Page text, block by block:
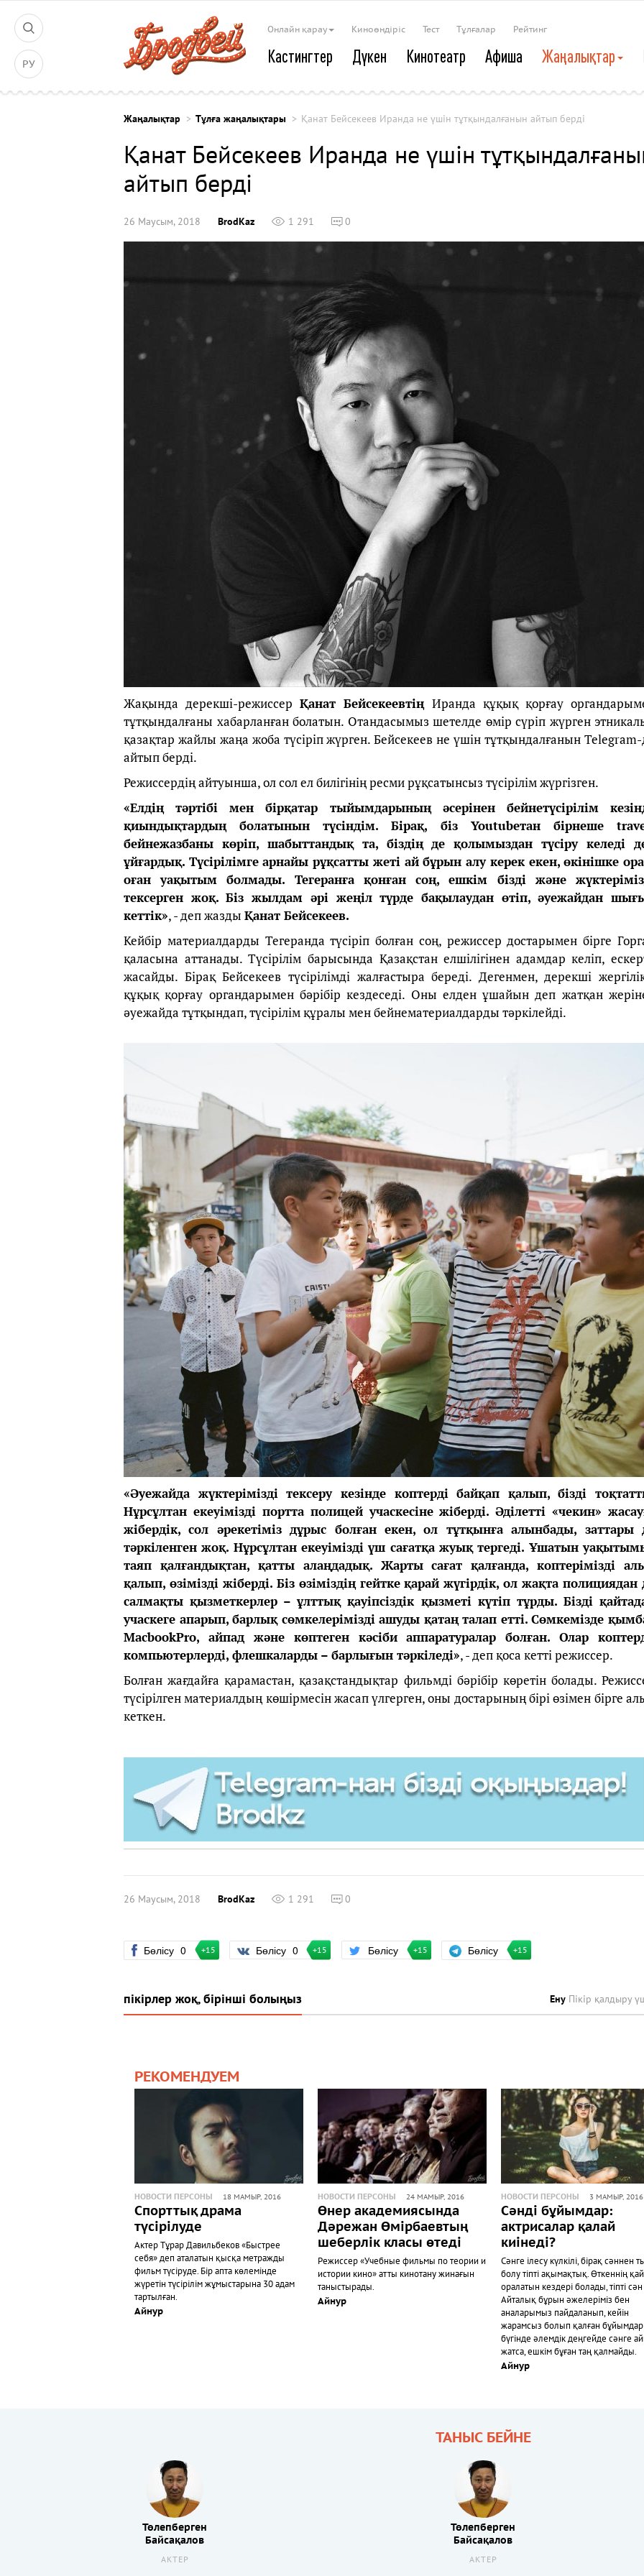
РУ
Онлайн қарау Киноөндіріс Тест Тұлғалар Рейтинг
Кастингтер Дүкен Кинотеатр Афиша Жаңалықтар
Жаңалықтар Тұлға жаңалықтары Қанат Бейсекеев Иранда не үшін тұтқындалғанын айтып берді
Қанат Бейсекеев Иранда не үшін
айтып берді
26 Маусым, 2018 BrodKaz 1 291 0
Жақында дерекші-режиссер Қанат Бейсекеевтің Иранда құқық қорғау
тұтқындалғаны хабарланған болатын. Отандасымыз шетелде өмір сүріп жүрген
қазақтар жайлы жаңа жоба түсіріп жүрген. Бейсекеев не үшін тұтқындалғанын
айтып берді.
Режиссердің айтуынша, ол сол ел билігінің ресми рұқсатынсыз түсірілім жүргізген.
«Елдің тәртібі мен бірқатар тыйымдарының әсерінен бейнетүсірілім
қиындықтардың болатынын түсіндім. Бірақ, біз Youtubeтан бірнеше
бейнежазбаны көріп, шабыттандық та, біздің де қолымыздан түсіру келеді
ұйғардық. Түсірілімге арнайы рұқсатты жеті ай бұрын алу керек екен, өкінішке
оған уақытым болмады. Тегеранға қонған соң, ешкім бізді және
тексерген жоқ. Біз жылдам әрі жеңіл түрде бақылаудан өтіп, әуежайдан
кеттік», - деп жазды Қанат Бейсекеев.
Кейбір материалдарды Тегеранда түсіріп болған соң, режиссер достарымен бірге
қаласына аттанады. Түсірілім барысында Қазақстан елшілігінен адамдар келіп,
жасайды. Бірақ Бейсекеев түсірілімді жалғастыра береді. Дегенмен, дерекші
құқық қорғау органдарымен бәрібір кездеседі. Оны елден ұшайын деп жатқан
әуежайда тұтқындап, түсірілім құралы мен бейнематериалдарды тәркілейді.
«Әуежайда жүктерімізді тексеру кезінде коптерді байқап қалып, бізді
Нұрсұлтан екеуімізді портта полицей учаскесіне жіберді. Әділетті «чекин»
жібердік, сол әрекетіміз дұрыс болған екен, ол тұтқынға алынбады, заттары
тәркіленген жоқ. Нұрсұлтан екеуімізді үш сағатқа жуық тергеді. Ұшатын
таяп қалғандықтан, қатты алаңдадық. Жарты сағат қалғанда, коптерімізді
қалып, өзімізді жіберді. Біз өзіміздің гейтке қарай жүгірдік, ол жақта полициядан
салмақты қызметкерлер – ұлттық қауіпсіздік қызметі күтіп тұрды. Бізді
учаскеге апарып, барлық сөмкелерімізді ашуды қатаң талап етті. Сөмкемізде
MacbookPro, айпад және көптеген кәсіби аппаратуралар болған. Олар
компьютерлерді, флешкаларды – барлығын тәркіледі», - деп қоса кетті режиссер.
Болған жағдайға қарамастан, қазақстандықтар фильмді бәрібір көретін болады.
түсірілген материалдың көшірмесін жасап үлгерген, оны достарының бірі өзімен бірге
кеткен.
26 Маусым, 2018 BrodKaz 1 291 0
Бөлісу 0 +15 Бөлісу 0 +15 Бөлісу +15 Бөлісу +15
пікірлер жоқ, бірінші болыңыз Ену Пікір қалдыру
РЕКОМЕНДУЕМ
НОВОСТИ ПЕРСОНЫ 18 МАМЫР, 2016
Спорттық драма
түсірілуде
Актер Тұрар Давильбеков «Быстрее
себя» деп аталатын қысқа метражды
фильм түсіруде. Бір апта көлемінде
жүретін түсірілім жұмыстарына 30 адам
тартылған.
Айнур
НОВОСТИ ПЕРСОНЫ 24 МАМЫР, 2016
Өнер академиясында
Дәрежан Өмірбаевтың
шеберлік класы өтеді
Режиссер «Учебные фильмы по теории и
истории кино» атты кинотану жинағын
таныстырады.
Айнур
НОВОСТИ ПЕРСОНЫ 3 МАМЫР, 2016
Сәнді бұйымдар:
актрисалар қалай
киінеді?
Сәнге ілесу күлкілі, бірақ сәннен
болу тіпті ақымақтық. Өткеннің
оралатын кездері болады, тіпті
Айталық бұрын әжелеріміз бен
аналарымыз пайдаланып, кейін
жарамсыз болып қалған бұйымдар
бүгінде әлемдік деңгейде сәнге
жатса, ешкім бұған таң қалмайды.
Айнур
ТАНЫС БЕЙНЕ
Төлепберген
Байсақалов
АКТЕР
Төлепберген
Байсақалов
АКТЕР